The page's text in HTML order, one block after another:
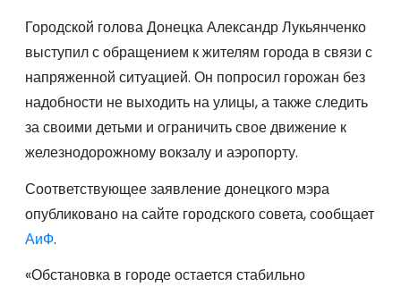
Городской голова Донецка Александр Лукьянченко
выступил с обращением к жителям города в связи с
напряженной ситуацией. Он попросил горожан без
надобности не выходить на улицы, а также следить
за своими детьми и ограничить свое движение к
железнодорожному вокзалу и аэропорту.
Соответствующее заявление донецкого мэра
опубликовано на сайте городского совета, сообщает
АиФ.
«Обстановка в городе остается стабильно